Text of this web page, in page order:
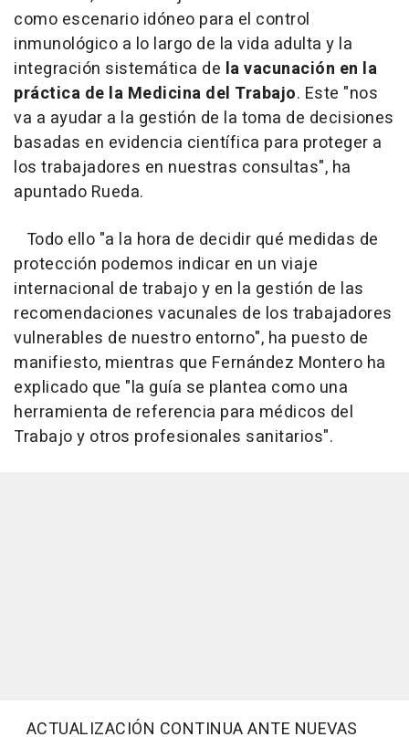
como escenario idóneo para el control
inmunológico a lo largo de la vida adulta y la
integración sistemática de la vacunación en la
práctica de la Medicina del Trabajo. Este "nos
va a ayudar a la gestión de la toma de decisiones
basadas en evidencia científica para proteger a
los trabajadores en nuestras consultas", ha
apuntado Rueda.
Todo ello "a la hora de decidir qué medidas de
protección podemos indicar en un viaje
internacional de trabajo y en la gestión de las
recomendaciones vacunales de los trabajadores
vulnerables de nuestro entorno", ha puesto de
manifiesto, mientras que Fernández Montero ha
explicado que "la guía se plantea como una
herramienta de referencia para médicos del
Trabajo y otros profesionales sanitarios".
ACTUALIZACIÓN CONTINUA ANTE NUEVAS